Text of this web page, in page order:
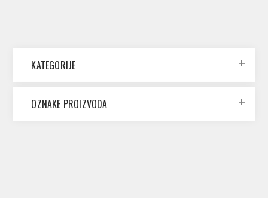
KATEGORIJE
OZNAKE PROIZVODA